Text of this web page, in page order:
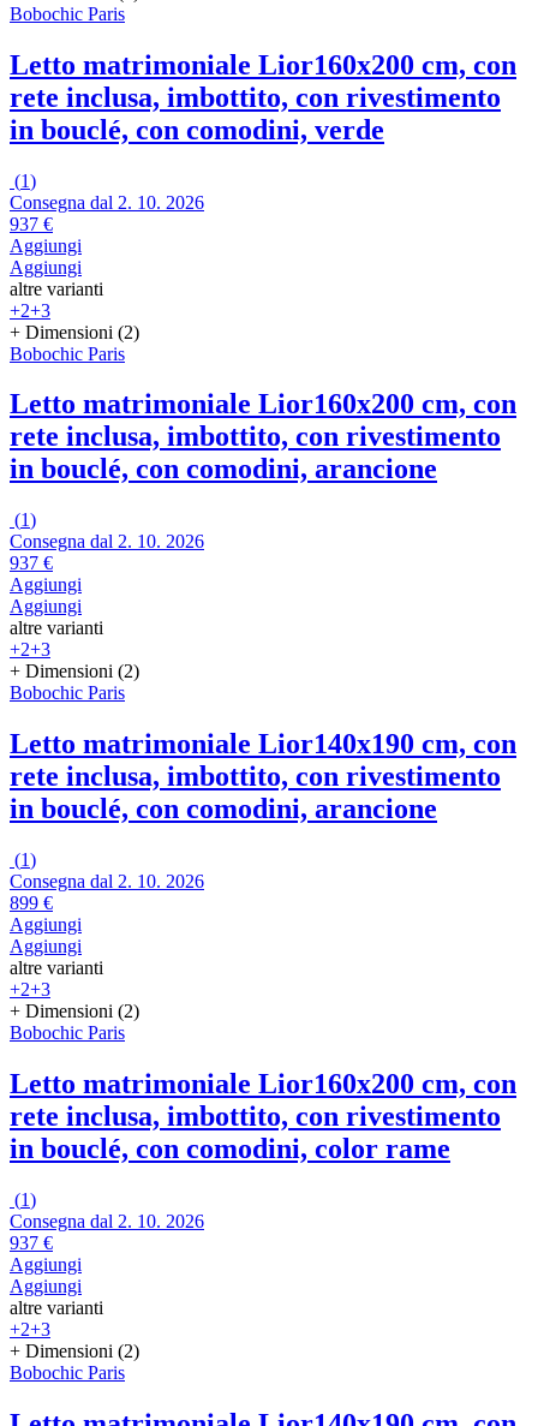
Bobochic Paris
Letto matrimoniale Lior160x200 cm, con
rete inclusa, imbottito, con rivestimento
in bouclé, con comodini, verde
(1)
Consegna dal 2. 10. 2026
937 €
Aggiungi
Aggiungi
altre varianti
+2+3
+ Dimensioni (2)
Bobochic Paris
Letto matrimoniale Lior160x200 cm, con
rete inclusa, imbottito, con rivestimento
in bouclé, con comodini, arancione
(1)
Consegna dal 2. 10. 2026
937 €
Aggiungi
Aggiungi
altre varianti
+2+3
+ Dimensioni (2)
Bobochic Paris
Letto matrimoniale Lior140x190 cm, con
rete inclusa, imbottito, con rivestimento
in bouclé, con comodini, arancione
(1)
Consegna dal 2. 10. 2026
899 €
Aggiungi
Aggiungi
altre varianti
+2+3
+ Dimensioni (2)
Bobochic Paris
Letto matrimoniale Lior160x200 cm, con
rete inclusa, imbottito, con rivestimento
in bouclé, con comodini, color rame
(1)
Consegna dal 2. 10. 2026
937 €
Aggiungi
Aggiungi
altre varianti
+2+3
+ Dimensioni (2)
Bobochic Paris